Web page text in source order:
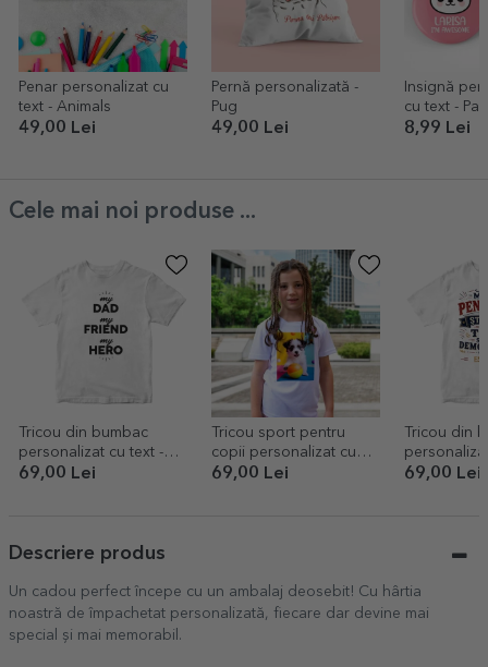
Penar personalizat cu
text - Animals
49,00 Lei
Pernă personalizată -
Pug
49,00 Lei
Insignă
cu text -
8,99 Lei
Cele mai noi produse ...
Tricou din bumbac
personalizat cu text -
My person
69,00 Lei
Tricou sport pentru
copii personalizat cu
poză portret
69,00 Lei
Tricou din
Pensionar,
69,00 Lei
Descriere produs
Un cadou perfect începe cu un ambalaj deosebit! Cu hârtia
noastră de împachetat personalizată, fiecare dar devine mai
special și mai memorabil.